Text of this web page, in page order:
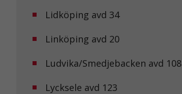
Lidköping avd 34
Linköping avd 20
Ludvika/Smedjebacken avd 108
Lycksele avd 123